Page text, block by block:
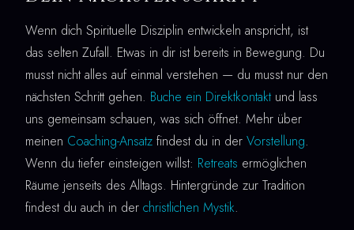
Wenn dich Spirituelle Disziplin entwickeln anspricht, ist
das selten Zufall. Etwas in dir ist bereits in Bewegung. Du
musst nicht alles auf einmal verstehen — du musst nur den
nächsten Schritt gehen. Buche ein Direktkontakt und lass
uns gemeinsam schauen, was sich öffnet. Mehr über
meinen Coaching-Ansatz findest du in der Vorstellung.
Wenn du tiefer einsteigen willst: Retreats ermöglichen
Räume jenseits des Alltags. Hintergründe zur Tradition
findest du auch in der christlichen Mystik.